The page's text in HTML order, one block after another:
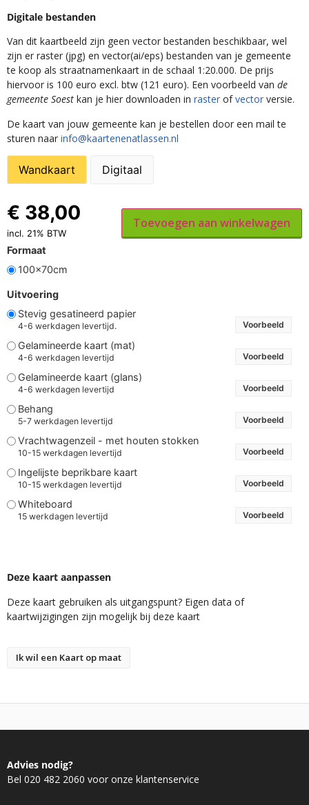
Digitale bestanden
Van dit kaartbeeld zijn geen vector bestanden beschikbaar, wel
zijn er raster (jpg) en vector(ai/eps) bestanden van je gemeente
te koop als straatnamenkaart in de schaal 1:20.000. De prijs
hiervoor is 100 euro excl. btw (121 euro). Een voorbeeld van de
gemeente Soest kan je hier downloaden in raster ofvector versie.
De kaart van jouw gemeente kan je bestellen door een mail te
sturen naar info@kaartenenatlassen.nl
Wandkaart Digitaal
Formaat
100x70cm
Uitvoering
Stevig gesatineerd papier
4-6 werkdagen levertijd. Voorbeeld
Gelamineerde kaart (mat)
4-6 werkdagen levertijd Voorbeeld
Gelamineerde kaart (glans)
4-6 werkdagen levertijd Voorbeeld
Behang
5-7 werkdagen levertijd Voorbeeld
Vrachtwagenzeil - met houten stokken
10-15 werkdagen levertijd Voorbeeld
Ingelijste beprikbare kaart
10-15 werkdagen levertijd Voorbeeld
Whiteboard
15 werkdagen levertijd Voorbeeld
€ 38,00
incl. 21% BTW
Toevoegen aan winkelwagen
Deze kaart aanpassen
Deze kaart gebruiken als uitgangspunt? Eigen data of
kaartwijzigingen zijn mogelijk bij deze kaart
Ik wil een Kaart op maat
Advies nodig?
Bel 020 482 2060 voor onze klantenservice